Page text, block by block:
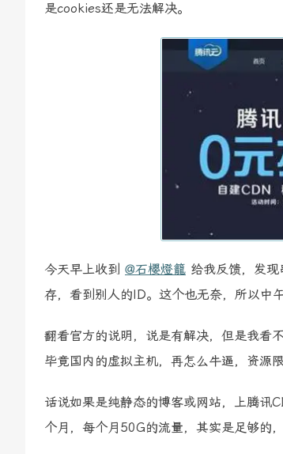
是cookies还是无法解决。
今天早上收到 @石櫻燈籠 给我反馈，发
存，看到别人的ID。这个也无奈，所以中
翻看官方的说明，说是有解决，但是我看
毕竟国内的虚拟主机，再怎么牛逼，资源
话说如果是纯静态的博客或网站，上腾讯
个月，每个月50G的流量，其实是足够的